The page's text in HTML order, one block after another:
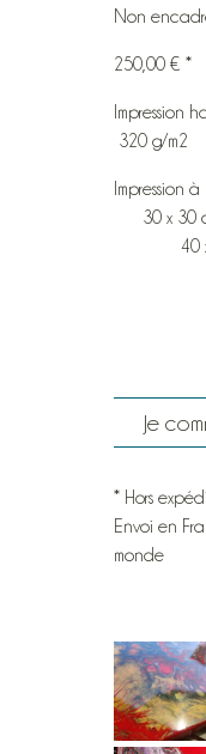
Non
250,00 € *
Impression
320 g/m2
30 x
40 x
60 x
Je
* Hors
Envoi en
monde